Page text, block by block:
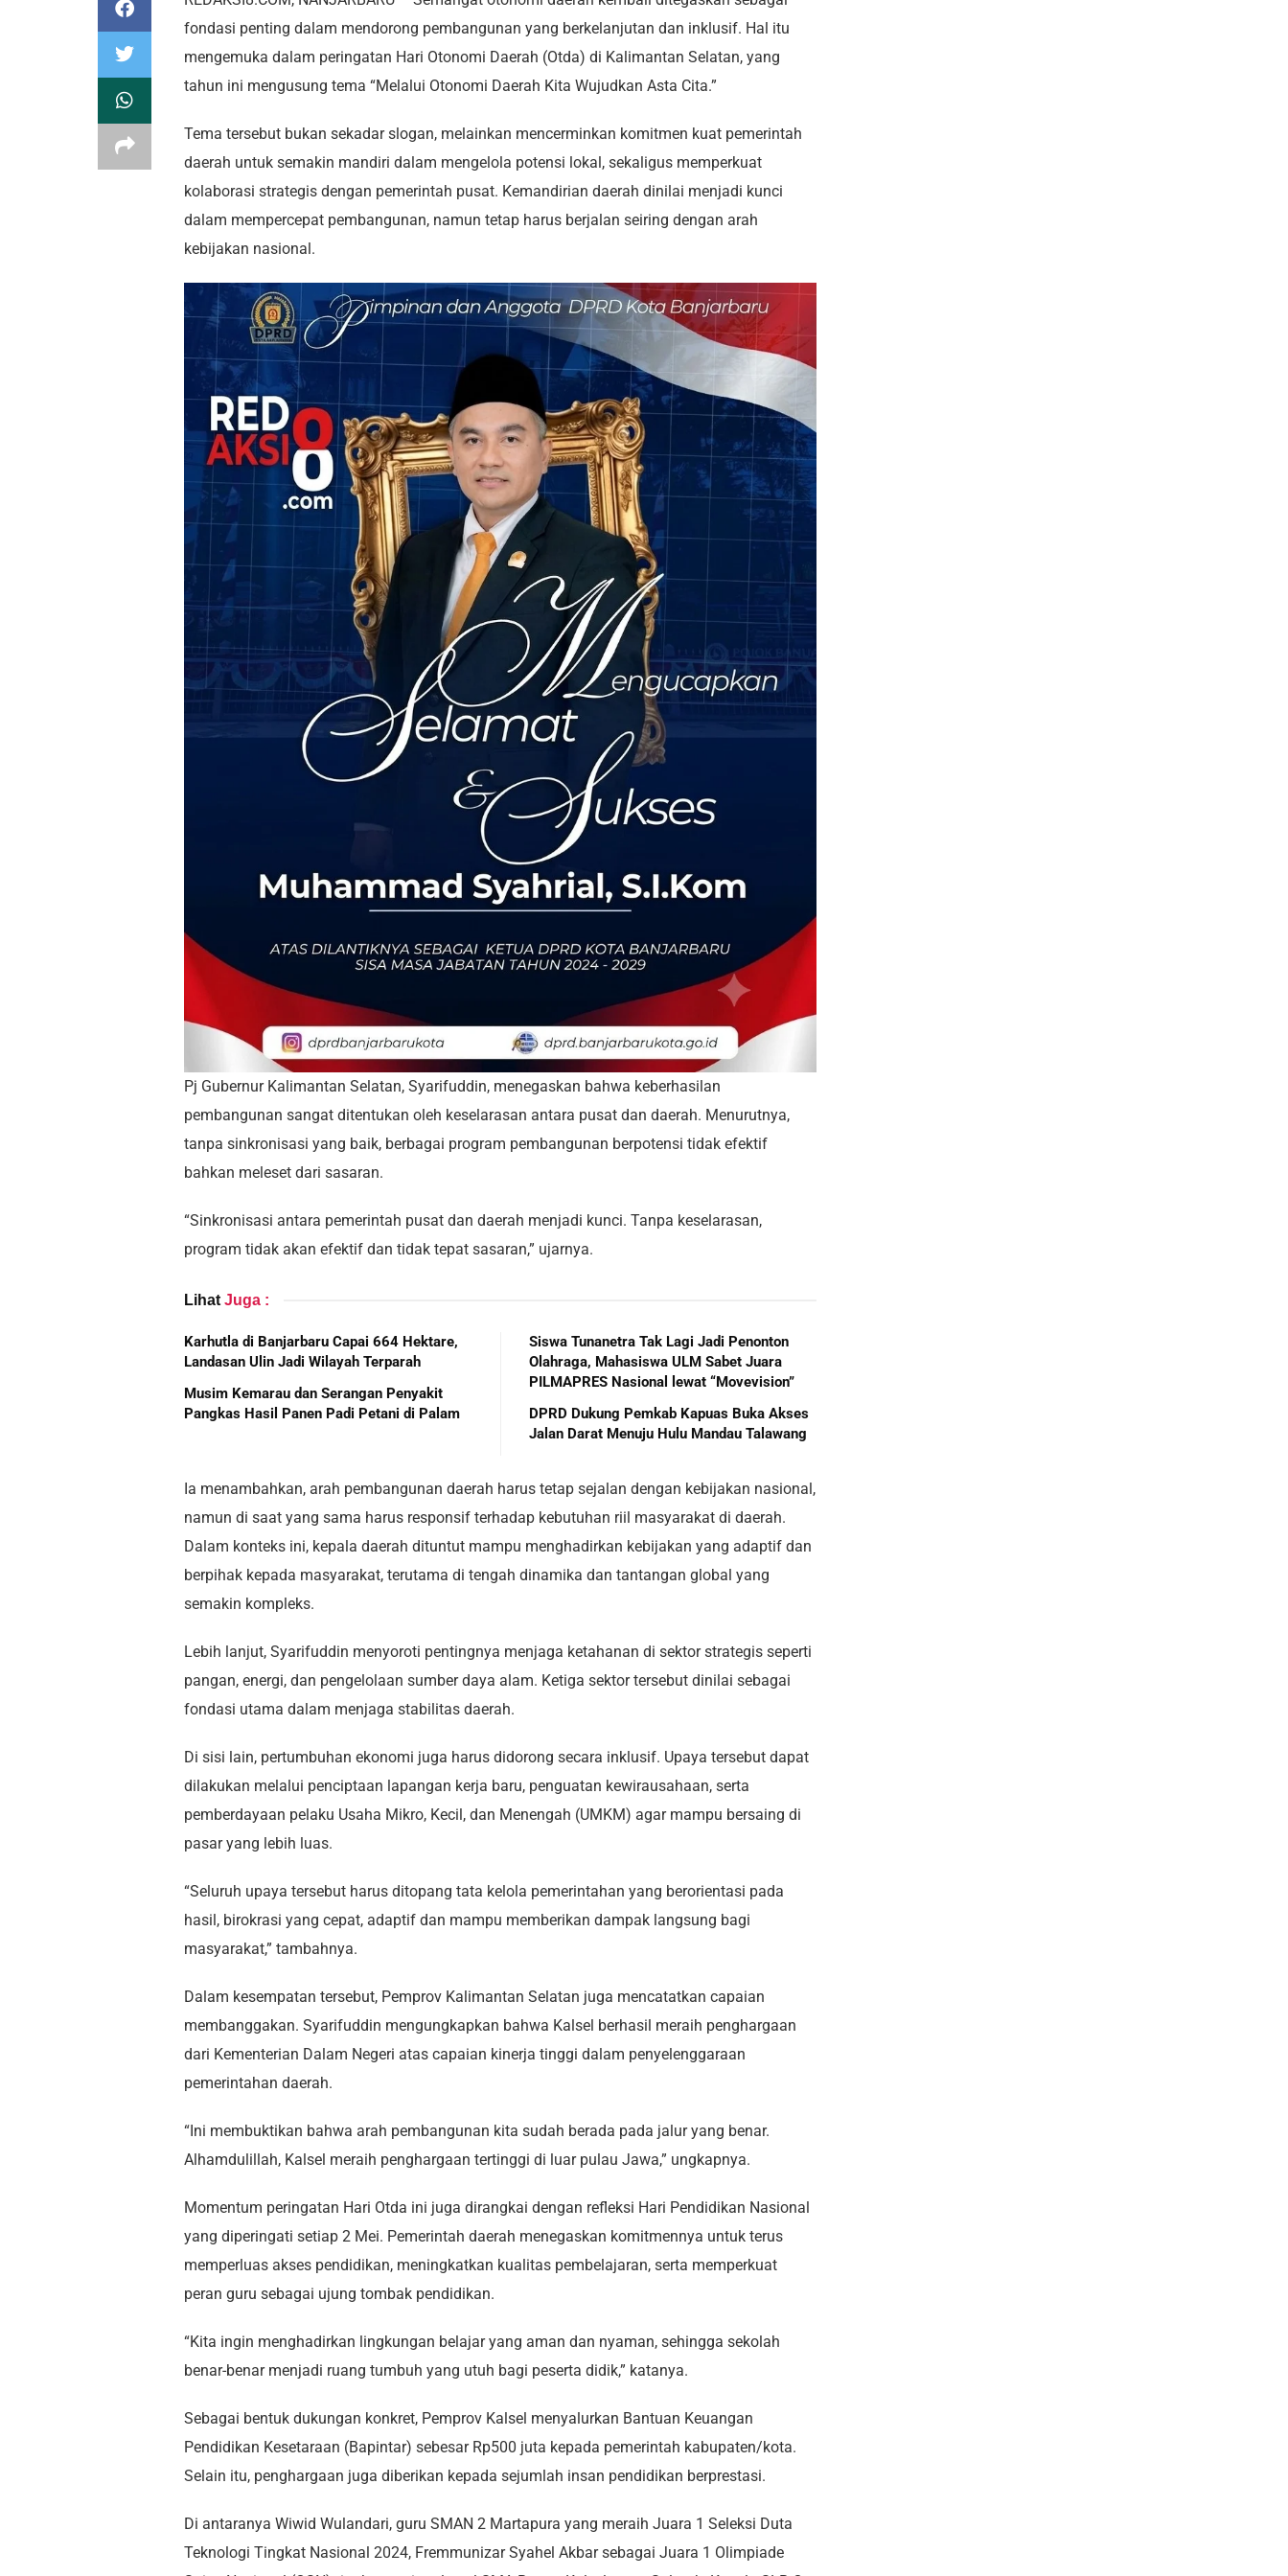
fondasi penting dalam mendorong pembangunan yang berkelanjutan dan inklusif. Hal itu
mengemuka dalam peringatan Hari Otonomi Daerah (Otda) di Kalimantan Selatan, yang
tahun ini mengusung tema “Melalui Otonomi Daerah Kita Wujudkan Asta Cita.”
Tema tersebut bukan sekadar slogan, melainkan mencerminkan komitmen kuat pemerintah
daerah untuk semakin mandiri dalam mengelola potensi lokal, sekaligus memperkuat
kolaborasi strategis dengan pemerintah pusat. Kemandirian daerah dinilai menjadi kunci
dalam mempercepat pembangunan, namun tetap harus berjalan seiring dengan arah
kebijakan nasional.
Pj Gubernur Kalimantan Selatan, Syarifuddin, menegaskan bahwa keberhasilan
pembangunan sangat ditentukan oleh keselarasan antara pusat dan daerah. Menurutnya,
tanpa sinkronisasi yang baik, berbagai program pembangunan berpotensi tidak efektif
bahkan meleset dari sasaran.
“Sinkronisasi antara pemerintah pusat dan daerah menjadi kunci. Tanpa keselarasan,
program tidak akan efektif dan tidak tepat sasaran,” ujarnya.
Lihat Juga :
Karhutla di Banjarbaru Capai 664 Hektare,
Landasan Ulin Jadi Wilayah Terparah
Musim Kemarau dan Serangan Penyakit
Pangkas Hasil Panen Padi Petani di Palam
Siswa Tunanetra Tak Lagi Jadi Penonton
Olahraga, Mahasiswa ULM Sabet Juara
PILMAPRES Nasional lewat “Movevision”
DPRD Dukung Pemkab Kapuas Buka Akses
Jalan Darat Menuju Hulu Mandau Talawang
Ia menambahkan, arah pembangunan daerah harus tetap sejalan dengan kebijakan nasional,
namun di saat yang sama harus responsif terhadap kebutuhan riil masyarakat di daerah.
Dalam konteks ini, kepala daerah dituntut mampu menghadirkan kebijakan yang adaptif dan
berpihak kepada masyarakat, terutama di tengah dinamika dan tantangan global yang
semakin kompleks.
Lebih lanjut, Syarifuddin menyoroti pentingnya menjaga ketahanan di sektor strategis seperti
pangan, energi, dan pengelolaan sumber daya alam. Ketiga sektor tersebut dinilai sebagai
fondasi utama dalam menjaga stabilitas daerah.
Di sisi lain, pertumbuhan ekonomi juga harus didorong secara inklusif. Upaya tersebut dapat
dilakukan melalui penciptaan lapangan kerja baru, penguatan kewirausahaan, serta
pemberdayaan pelaku Usaha Mikro, Kecil, dan Menengah (UMKM) agar mampu bersaing di
pasar yang lebih luas.
“Seluruh upaya tersebut harus ditopang tata kelola pemerintahan yang berorientasi pada
hasil, birokrasi yang cepat, adaptif dan mampu memberikan dampak langsung bagi
masyarakat,” tambahnya.
Dalam kesempatan tersebut, Pemprov Kalimantan Selatan juga mencatatkan capaian
membanggakan. Syarifuddin mengungkapkan bahwa Kalsel berhasil meraih penghargaan
dari Kementerian Dalam Negeri atas capaian kinerja tinggi dalam penyelenggaraan
pemerintahan daerah.
“Ini membuktikan bahwa arah pembangunan kita sudah berada pada jalur yang benar.
Alhamdulillah, Kalsel meraih penghargaan tertinggi di luar pulau Jawa,” ungkapnya.
Momentum peringatan Hari Otda ini juga dirangkai dengan refleksi Hari Pendidikan Nasional
yang diperingati setiap 2 Mei. Pemerintah daerah menegaskan komitmennya untuk terus
memperluas akses pendidikan, meningkatkan kualitas pembelajaran, serta memperkuat
peran guru sebagai ujung tombak pendidikan.
“Kita ingin menghadirkan lingkungan belajar yang aman dan nyaman, sehingga sekolah
benar-benar menjadi ruang tumbuh yang utuh bagi peserta didik,” katanya.
Sebagai bentuk dukungan konkret, Pemprov Kalsel menyalurkan Bantuan Keuangan
Pendidikan Kesetaraan (Bapintar) sebesar Rp500 juta kepada pemerintah kabupaten/kota.
Selain itu, penghargaan juga diberikan kepada sejumlah insan pendidikan berprestasi.
Di antaranya Wiwid Wulandari, guru SMAN 2 Martapura yang meraih Juara 1 Seleksi Duta
Teknologi Tingkat Nasional 2024, Fremmunizar Syahel Akbar sebagai Juara 1 Olimpiade